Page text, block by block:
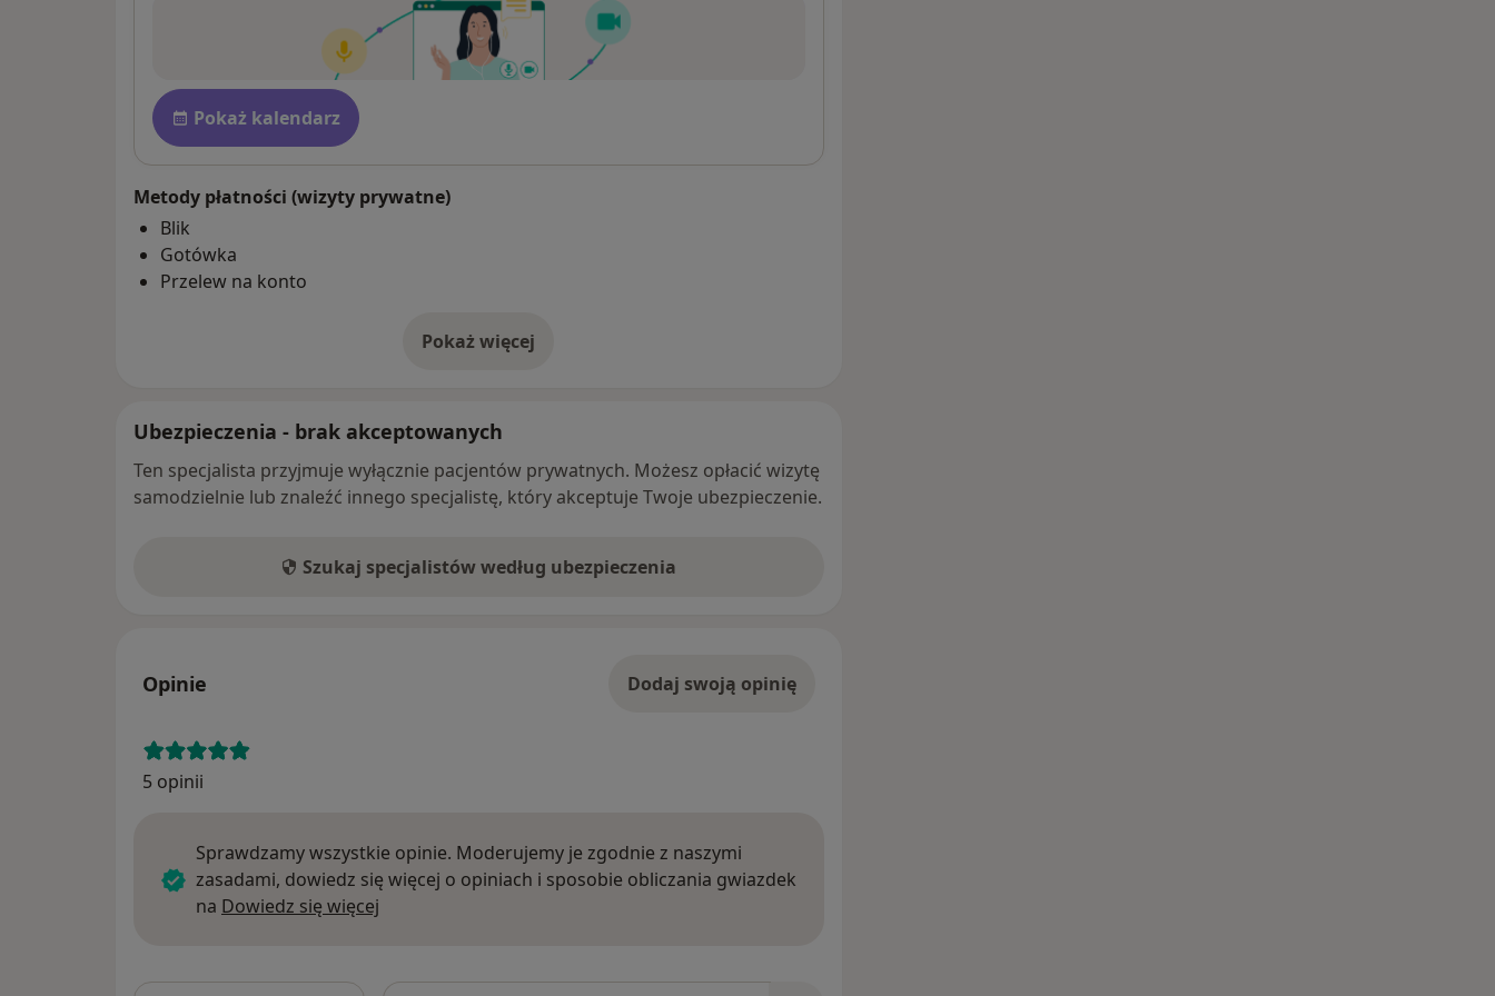
Dostępność
Pokaż kalendarz
Metody płatności (wizyty prywatne)
Blik
Gotówka
Przelew na konto
Pokaż więcej
o adresie
Ubezpieczenia - brak akceptowanych
Ten specjalista przyjmuje wyłącznie pacjentów prywatnych. Możesz opłacić wizytę
samodzielnie lub znaleźć innego specjalistę, który akceptuje Twoje ubezpieczenie.
Szukaj specjalistów według ubezpieczenia
Opinie Dodaj swoją opinię
5 opinii
Sprawdzamy wszystkie opinie. Moderujemy je zgodnie z naszymi
zasadami, dowiedz się więcej o opiniach i sposobie obliczania gwiazdek
na Dowiedz się więcej